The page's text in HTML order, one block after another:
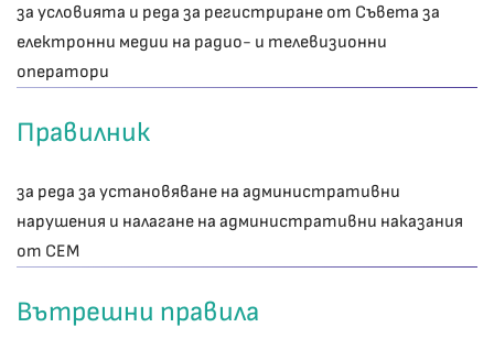
за условията и реда за регистриране от Съвета за
електронни медии на радио- и телевизионни
оператори
Правилник
за реда за установяване на административни
нарушения и налагане на административни наказания
от СЕМ
Вътрешни правила